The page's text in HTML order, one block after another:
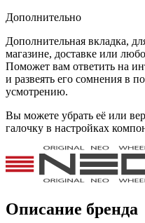
Дополнительно
Дополнительная вкладка,
магазине, доставке или
Поможет вам ответить на
и развеять его сомнения в
усмотрению.
Вы можете убрать её или
галочку в настройках
Описание бренда